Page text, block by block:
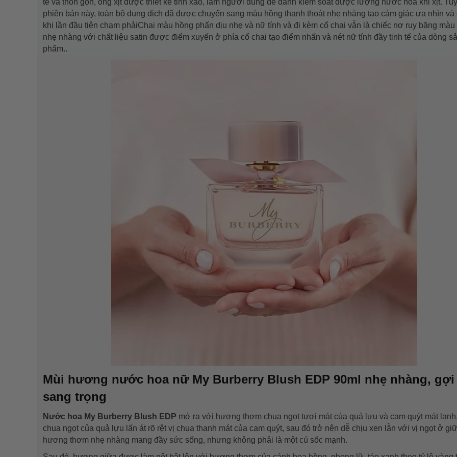
tế và thon gọn, ống xịt được thiết kế tinh xảo, làm người dùng dễ dành kiểm soát được lượng nước hoa khi xịt.
phiên bản này, toàn bộ dung dịch đã được chuyển sang màu hồng thanh thoát nhẹ nhàng tạo cảm giác ưa nhìn và
khi lần đầu tiên chạm phảiChai màu hồng phấn dịu nhẹ và nữ tính và đi kèm cổ chai vẫn là chiếc nơ ruy băng màu
nhẹ nhàng với chất liệu satin được điểm xuyến ở phía cổ chai tạo điểm nhấn và nét nữ tính đầy tinh tế của dòng
phẩm..
Mùi hương nước hoa nữ My Burberry Blush EDP 90ml nhẹ nhàng, gợi
sang trọng
Nước hoa My Burberry Blush EDP mở ra với hương thơm chua ngọt tươi mát của quả lựu và cam quýt mát
chua ngọt của quả lựu lấn át rõ rệt vị chua thanh mát của cam quýt, sau đó trở nên dễ chịu xen lẫn với vị ngọt ở
hương thơm nhẹ nhàng mang đầy sức sống, nhưng không phải là một cú sốc mạnh.